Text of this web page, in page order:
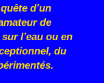
d’un
de
l’eau ou en
du